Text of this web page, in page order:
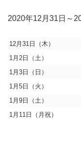
2020年12月31日～
12月31日（木）
1月2日（土）
1月3日（日）
1月5日（火）
1月9日（土）
1月11日（月祝）